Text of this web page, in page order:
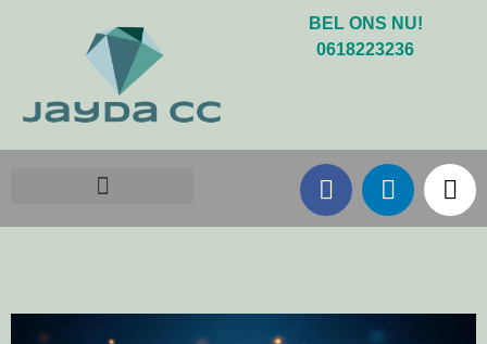
BEL ONS NU!
0618223236